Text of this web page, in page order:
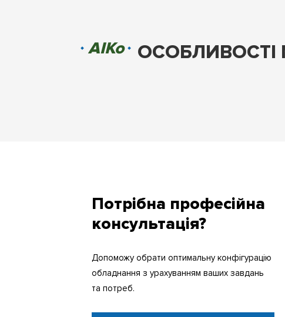
AIKo ОСОБЛИВОСТІ
Потрібна професійна
консультація?
Допоможу обрати оптимальну конфігурацію
обладнання з урахуванням ваших завдань
та потреб.